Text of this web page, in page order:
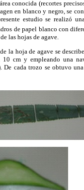
conocida (recortes
en blanco y negro, se
estudio se realizó
de papel blanco con
las hojas de agave.
la hoja de agave se
cm y empleando una
De cada trozo se obtuvo